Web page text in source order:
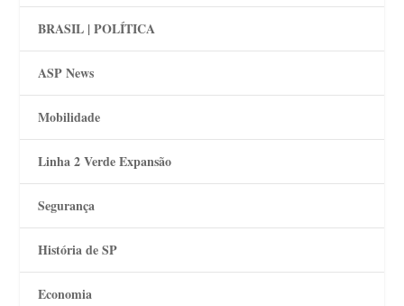
BRASIL | POLÍTICA
ASP News
Mobilidade
Linha 2 Verde Expansão
Segurança
História de SP
Economia